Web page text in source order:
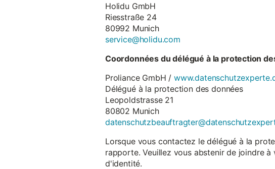
Holidu GmbH
Riesstraße 24
80992 Munich
service@holidu.com
Coordonnées du délégué à la protection
Proliance GmbH /
Délégué à la protection des données
Leopoldstrasse 21
80802 Munich
Lorsque vous contactez le délégué à la
rapporte. Veuillez vous abstenir de joindre
d'identité.